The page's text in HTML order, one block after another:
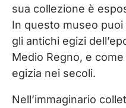
sua collezione è
In questo museo
gli antichi egizi
Medio Regno, e
egizia nei secoli.
Nell’immaginario